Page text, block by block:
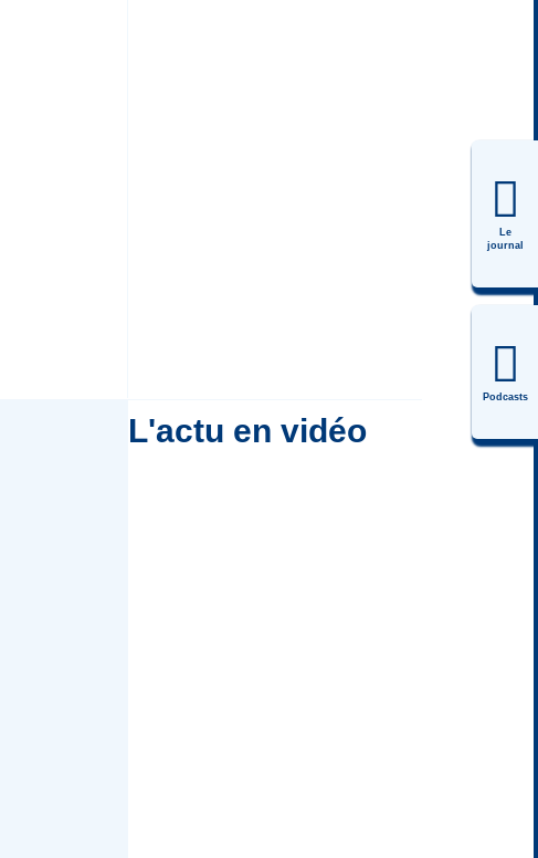
Le
journal
Podcasts
L'actu en vidéo